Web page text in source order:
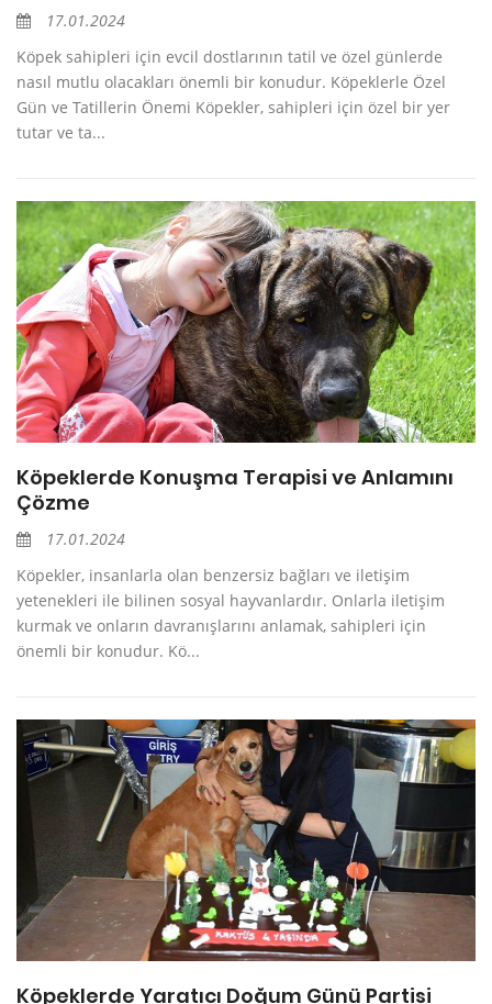
17.01.2024
Köpek sahipleri için evcil dostlarının tatil ve özel günlerde
nasıl mutlu olacakları önemli bir konudur. Köpeklerle Özel
Gün ve Tatillerin Önemi Köpekler, sahipleri için özel bir yer
tutar ve ta...
Köpeklerde Konuşma Terapisi ve Anlamını
Çözme
17.01.2024
Köpekler, insanlarla olan benzersiz bağları ve iletişim
yetenekleri ile bilinen sosyal hayvanlardır. Onlarla iletişim
kurmak ve onların davranışlarını anlamak, sahipleri için
önemli bir konudur. Kö...
Köpeklerde Yaratıcı Doğum Günü Partisi